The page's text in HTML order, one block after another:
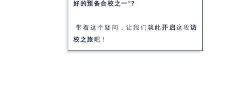
好的预备合校之一”?
带着这个疑问，让我们就此开启这段访
校之旅吧！